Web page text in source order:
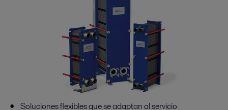
Soluciones flexibles que se adaptan al servicio